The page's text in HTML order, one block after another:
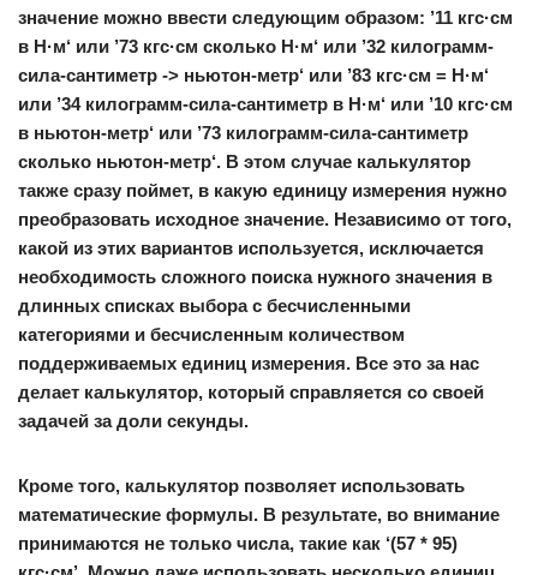
значение можно ввести следующим образом: ’11 кгс·см
в Н·м‘ или ’73 кгс·см сколько Н·м‘ или ’32 килограмм-
сила-сантиметр -> ньютон-метр‘ или ’83 кгс·см = Н·м‘
или ’34 килограмм-сила-сантиметр в Н·м‘ или ’10 кгс·см
в ньютон-метр‘ или ’73 килограмм-сила-сантиметр
сколько ньютон-метр‘. В этом случае калькулятор
также сразу поймет, в какую единицу измерения нужно
преобразовать исходное значение. Независимо от того,
какой из этих вариантов используется, исключается
необходимость сложного поиска нужного значения в
длинных списках выбора с бесчисленными
категориями и бесчисленным количеством
поддерживаемых единиц измерения. Все это за нас
делает калькулятор, который справляется со своей
задачей за доли секунды.
Кроме того, калькулятор позволяет использовать
математические формулы. В результате, во внимание
принимаются не только числа, такие как ‘(57 * 95)